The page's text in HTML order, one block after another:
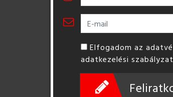
Elfogadom az
adatkezelési